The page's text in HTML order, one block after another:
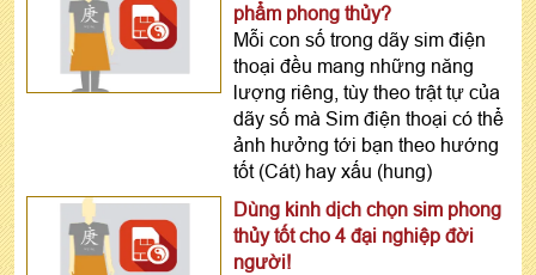
phẩm phong thủy?
Mỗi con số trong dãy sim điện
thoại đều mang những năng
lượng riêng, tùy theo trật tự của
dãy số mà Sim điện thoại có thể
ảnh hưởng tới bạn theo hướng
tốt (Cát) hay xấu (hung)
Dùng kinh dịch chọn sim phong
thủy tốt cho 4 đại nghiệp đời
người!